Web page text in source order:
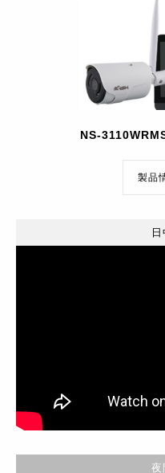
NS-
製品
夜